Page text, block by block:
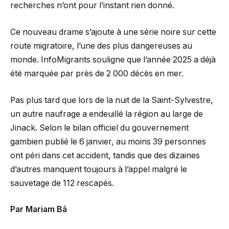
recherches n’ont pour l’instant rien donné.
Ce nouveau drame s’ajoute à une série noire sur cette
route migratoire, l’une des plus dangereuses au
monde. InfoMigrants souligne que l’année 2025 a déjà
été marquée par près de 2 000 décès en mer.
Pas plus tard que lors de la nuit de la Saint-Sylvestre,
un autre naufrage a endeuillé la région au large de
Jinack. Selon le bilan officiel du gouvernement
gambien publié le 6 janvier, au moins 39 personnes
ont péri dans cet accident, tandis que des dizaines
d’autres manquent toujours à l’appel malgré le
sauvetage de 112 rescapés.
Par Mariam Bâ